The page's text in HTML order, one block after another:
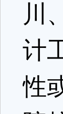
川
计
性